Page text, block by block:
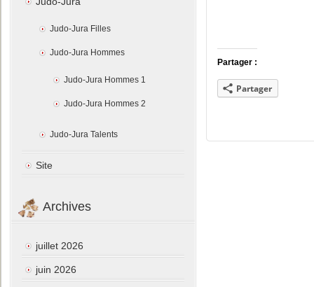
Partager :
Partager
Judo-Jura Filles
Judo-Jura Hommes
Judo-Jura Hommes 1
Judo-Jura Hommes 2
Judo-Jura Talents
Site
Archives
juillet 2026
juin 2026